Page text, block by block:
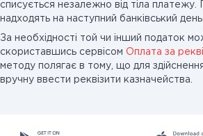
списується незалежно від тіла
надходять на наступний банківський день.
За необхідності той чи інший податок
скориставшись сервісом Оплата за
методу полягає в тому, що для
вручну ввести реквізити казначейства.